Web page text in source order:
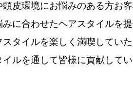
皮環境にお悩みのある方お
に合わせたヘアスタイルを
スタイルを楽しく満喫してい
ルを通して皆様に貢献して